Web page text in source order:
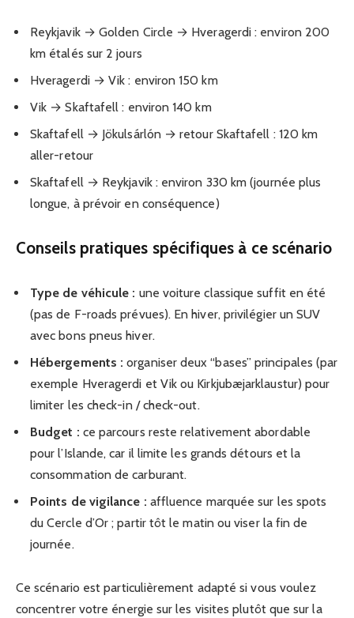
Reykjavik → Golden Circle → Hveragerdi : environ 200
km étalés sur 2 jours
Hveragerdi → Vik : environ 150 km
Vik → Skaftafell : environ 140 km
Skaftafell → Jökulsárlón → retour Skaftafell : 120 km
aller-retour
Skaftafell → Reykjavik : environ 330 km (journée plus
longue, à prévoir en conséquence)
Conseils pratiques spécifiques à ce scénario
Type de véhicule : une voiture classique suffit en été
(pas de F-roads prévues). En hiver, privilégier un SUV
avec bons pneus hiver.
Hébergements : organiser deux “bases” principales (par
exemple Hveragerdi et Vik ou Kirkjubæjarklaustur) pour
limiter les check-in / check-out.
Budget : ce parcours reste relativement abordable
pour l’Islande, car il limite les grands détours et la
consommation de carburant.
Points de vigilance : affluence marquée sur les spots
du Cercle d’Or ; partir tôt le matin ou viser la fin de
journée.
Ce scénario est particulièrement adapté si vous voulez
concentrer votre énergie sur les visites plutôt que sur la